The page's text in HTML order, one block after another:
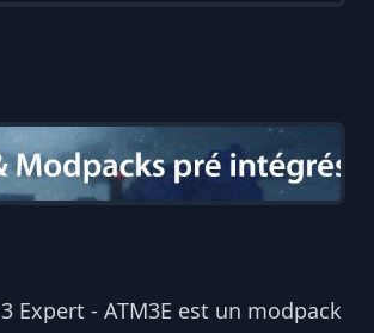
Expert - ATM3E est un modpack